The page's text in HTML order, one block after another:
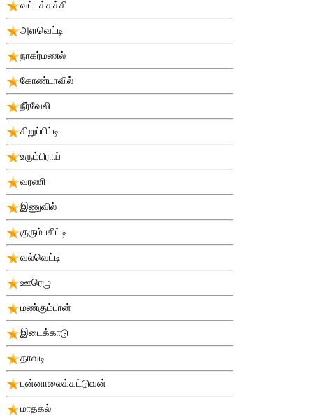
வட்டக்கச்சி
அளவெட்டி
நாகர்மணல்
கோண்டாவில்
நீர்வேலி
சிறுப்பிட்டி
உரும்பிராய்
வரணி
இணுவில்
குரும்பசிட்டி
வல்வெட்டி
ஊரெழு
மண்கும்பான்
இடைக்காடு
தாவடி
புன்னாலைக்கட்டுவன்
மாதகல்